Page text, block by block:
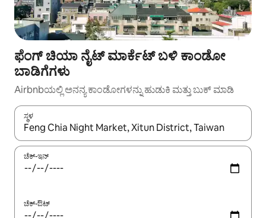
ಫೆಂಗ್ ಚಿಯಾ ನೈಟ್ ಮಾರ್ಕೆಟ್ ಬಳಿ ಕಾಂಡೋ
ಬಾಡಿಗೆಗಳು
Airbnbಯಲ್ಲಿ ಅನನ್ಯ ಕಾಂಡೋಗಳನ್ನು ಹುಡುಕಿ ಮತ್ತು ಬುಕ್ ಮಾಡಿ
ಸ್ಥಳ
ಫಲಿತಾಂಶಗಳು ಲಭ್ಯವಿರುವಾಗ, ಅಪ್ ಮತ್ತು ಡೌನ್ ಬಾಣದ ಕೀಲಿಗಳೊಂದಿಗೆ
ಚೆಕ್-ಇನ್
ಚೆಕ್-ಔಟ್